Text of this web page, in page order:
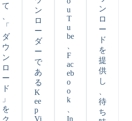
て
「
ダ
ウ
ン
ロ
ー
ド
」
を
ク
ン
ロ
ー
ダ
ー
で
あ
る
K
ee
p
Vi
u
T
u
be
F
ac
eb
o
o
k
In
ン
ロ
ー
ド
を
提
供
し
待
ち